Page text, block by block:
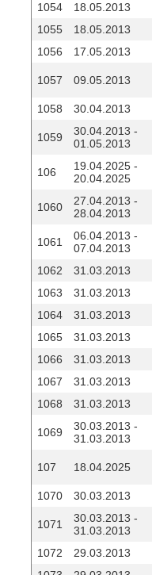
1054
18.05.2013
1055
18.05.2013
1056
17.05.2013
1057 09.05.2013
1058 30.04.2013
1059
30.04.2013 -
01.05.2013
106
19.04.2025 -
20.04.2025
1060
27.04.2013 -
28.04.2013
1061
06.04.2013 -
07.04.2013
1062 31.03.2013
1063
31.03.2013
1064
31.03.2013
1065
31.03.2013
1066
31.03.2013
1067
31.03.2013
1068
31.03.2013
1069
30.03.2013 -
31.03.2013
107 18.04.2025
1070 30.03.2013
1071
30.03.2013 -
31.03.2013
1072 29.03.2013